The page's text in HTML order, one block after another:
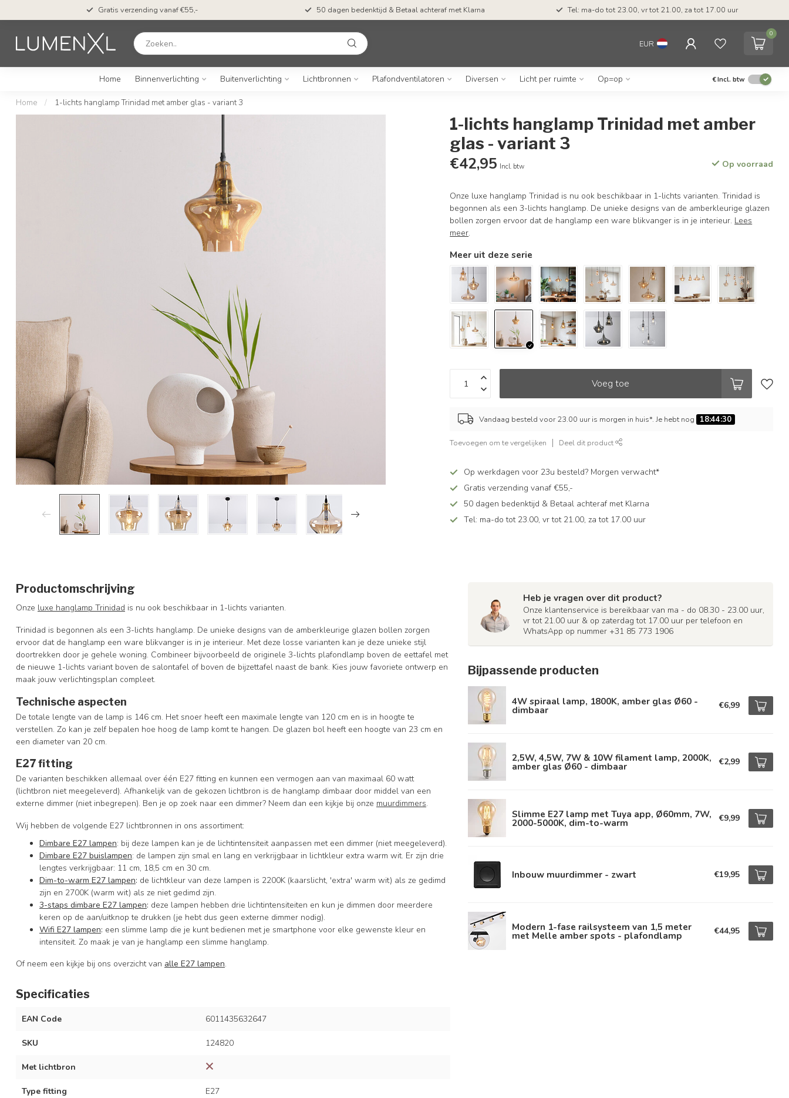
Gratis verzending vanaf €55,- 50 dagen bedenktijd & Betaal achteraf met Klarna Tel: ma-do tot 23.00, vr tot 21.00, za tot 17.00 uur
EUR
0
Home Binnenverlichting Buitenverlichting Lichtbronnen Plafondventilatoren Diversen Licht per ruimte Op=op €Incl. btw
Home / 1-lichts hanglamp Trinidad met amber glas - variant 3
1-lichts hanglamp Trinidad met amber
glas - variant 3
€42,95 Incl. btw Op voorraad
Onze luxe hanglamp Trinidad is nu ook beschikbaar in 1-lichts varianten. Trinidad is
begonnen als een 3-lichts hanglamp. De unieke designs van de amberkleurige glazen
bollen zorgen ervoor dat de hanglamp een ware blikvanger is in je interieur. Lees
meer.
Meer uit deze serie
Voeg toe
Vandaag besteld voor 23.00 uur is morgen in huis*. Je hebt nog 18:44:29
Toevoegen om te vergelijken Deel dit product
Op werkdagen voor 23u besteld? Morgen verwacht*
Gratis verzending vanaf €55,-
50 dagen bedenktijd & Betaal achteraf met Klarna
Tel: ma-do tot 23.00, vr tot 21.00, za tot 17.00 uur
Productomschrijving
Onze luxe hanglamp Trinidad is nu ook beschikbaar in 1-lichts varianten.
Trinidad is begonnen als een 3-lichts hanglamp. De unieke designs van de amberkleurige glazen bollen zorgen
ervoor dat de hanglamp een ware blikvanger is in je interieur. Met deze losse varianten kan je deze unieke stijl
doortrekken door je gehele woning. Combineer bijvoorbeeld de originele 3-lichts plafondlamp boven de eettafel met
de nieuwe 1-lichts variant boven de salontafel of boven de bijzettafel naast de bank. Kies jouw favoriete ontwerp en
maak jouw verlichtingsplan compleet.
Technische aspecten
De totale lengte van de lamp is 146 cm. Het snoer heeft een maximale lengte van 120 cm en is in hoogte te
verstellen. Zo kan je zelf bepalen hoe hoog de lamp komt te hangen. De glazen bol heeft een hoogte van 23 cm en
een diameter van 20 cm.
E27 fitting
De varianten beschikken allemaal over één E27 fitting en kunnen een vermogen aan van maximaal 60 watt
(lichtbron niet meegeleverd). Afhankelijk van de gekozen lichtbron is de hanglamp dimbaar door middel van een
externe dimmer (niet inbegrepen). Ben je op zoek naar een dimmer? Neem dan een kijkje bij onze muurdimmers.
Wij hebben de volgende E27 lichtbronnen in ons assortiment:
Dimbare E27 lampen: bij deze lampen kan je de lichtintensiteit aanpassen met een dimmer (niet meegeleverd).
Dimbare E27 buislampen: de lampen zijn smal en lang en verkrijgbaar in lichtkleur extra warm wit. Er zijn drie
lengtes verkrijgbaar: 11 cm, 18,5 cm en 30 cm.
Dim-to-warm E27 lampen: de lichtkleur van deze lampen is 2200K (kaarslicht, 'extra' warm wit) als ze gedimd
zijn en 2700K (warm wit) als ze niet gedimd zijn.
3-staps dimbare E27 lampen: deze lampen hebben drie lichtintensiteiten en kun je dimmen door meerdere
keren op de aan/uitknop te drukken (je hebt dus geen externe dimmer nodig).
Wifi E27 lampen: een slimme lamp die je kunt bedienen met je smartphone voor elke gewenste kleur en
intensiteit. Zo maak je van je hanglamp een slimme hanglamp.
Of neem een kijkje bij ons overzicht van alle E27 lampen.
Specificaties
EAN Code 6011435632647
SKU 124820
Met lichtbron
Type fitting E27
Heb je vragen over dit product?
Onze klantenservice is bereikbaar van ma - do 08.30 - 23.00 uur,
vr tot 21.00 uur & op zaterdag tot 17.00 uur per telefoon en
WhatsApp op nummer +31 85 773 1906
Bijpassende producten
4W spiraal lamp, 1800K, amber glas Ø60 -
dimbaar €6,99
2,5W, 4,5W, 7W & 10W filament lamp, 2000K,
amber glas Ø60 - dimbaar €2,99
Slimme E27 lamp met Tuya app, Ø60mm, 7W,
2000-5000K, dim-to-warm €9,99
Inbouw muurdimmer - zwart €19,95
Modern 1-fase railsysteem van 1,5 meter
met Melle amber spots - plafondlamp €44,95